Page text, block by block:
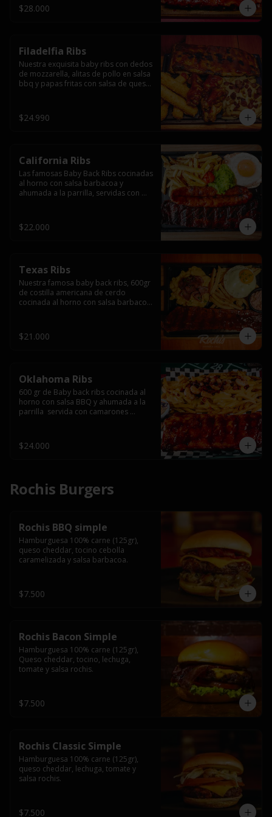
$28.000
Filadelfia Ribs
Nuestra exquisita baby ribs con dedos
de mozzarella, alitas de pollo en salsa
bbq y papas fritas con salsa de queso
$24.990
California Ribs
Las famosas Baby Back Ribs cocinadas
al horno con salsa barbacoa y
ahumada a la parrilla, servidas con
$22.000
Texas Ribs
Nuestra famosa baby back ribs, 600gr
de costilla americana de cerdo
cocinada al horno con salsa barbacoa
tocino ahumado laminado, papas
fritas  y un huevo frito.
$21.000
Oklahoma Ribs
600 gr de Baby back ribs cocinada al
horno con salsa BBQ y ahumada a la
parrilla  servida con camarones
$24.000
Rochis Burgers
Rochis BBQ simple
Hamburguesa 100% carne (125gr),
queso cheddar, tocino cebolla
caramelizada y salsa barbacoa.
$7.500
Rochis Bacon Simple
Hamburguesa 100% carne (125gr),
Queso cheddar, tocino, lechuga,
tomate y salsa rochis.
$7.500
Rochis Classic Simple
Hamburguesa 100% carne (125gr),
queso cheddar, lechuga, tomate y
salsa rochis.
$7.500